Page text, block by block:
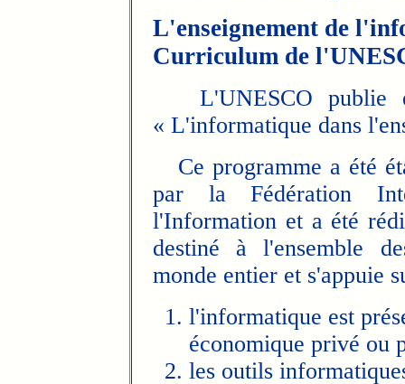
L'enseignement de
Curriculum de
L'UNESCO publie
« L'informatique dans
Ce programme a été
par la Fédération
l'Information et a été
destiné à l'ensemble
monde entier et s'appuie
l'informatique est
économique privé ou
les outils